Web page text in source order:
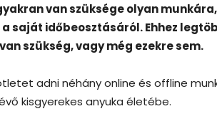
van szüksége olyan
saját időbeosztásáról. Ehhez
szükség, vagy még ezekre sem.
adni néhány online és offline
kisgyerekes anyuka életébe.